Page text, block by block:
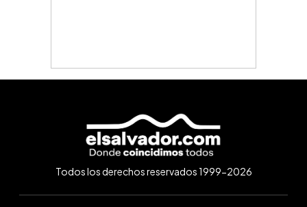
Todos los derechos reservados 1999-2026